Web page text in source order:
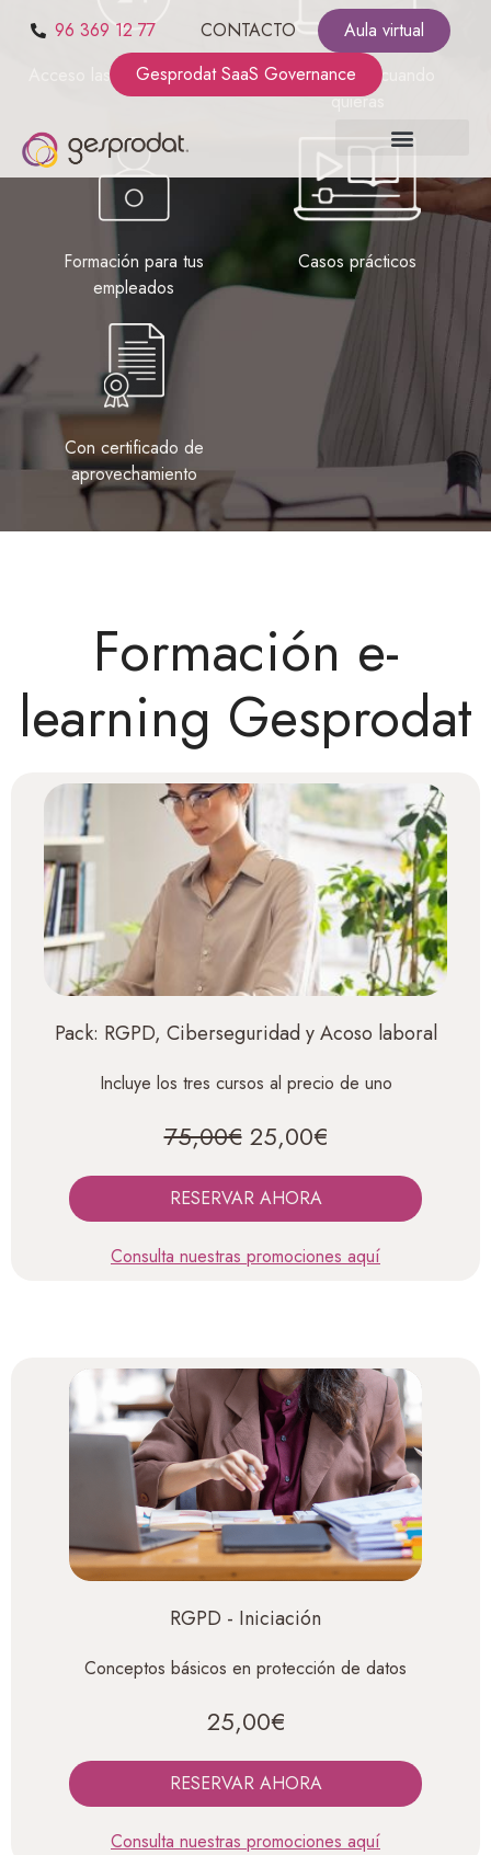
96 369 12 77 CONTACTO
Aula virtual
Gesprodat SaaS Governance
Acceso las 24 horas del día
Haz el curso cuando
quieras
Formación para tus
empleados
Casos prácticos
Con certificado de
aprovechamiento
Formación e-
learning Gesprodat
Pack: RGPD, Ciberseguridad y Acoso laboral
Incluye los tres cursos al precio de uno
75,00€25,00€
RESERVAR AHORA
Consulta nuestras promociones aquí
RGPD - Iniciación
Conceptos básicos en protección de datos
25,00€
RESERVAR AHORA
Consulta nuestras promociones aquí